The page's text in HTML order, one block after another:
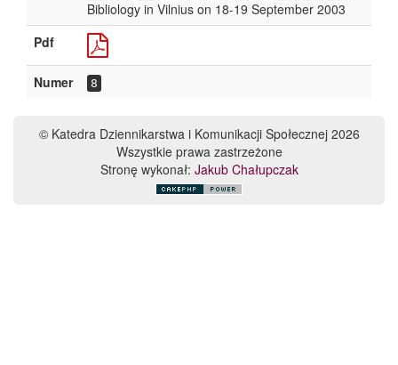
Bibliology in Vilnius on 18-19 September 2003
Pdf
Numer 8
© Katedra Dziennikarstwa i Komunikacji Społecznej 2026
Wszystkie prawa zastrzeżone
Stronę wykonał: Jakub Chałupczak